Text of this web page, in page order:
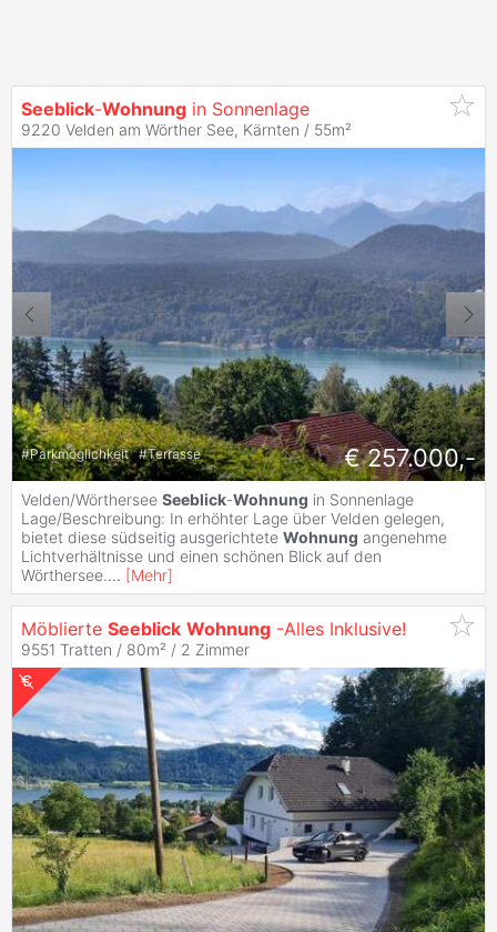
Seeblick-Wohnung in Sonnenlage
9220 Velden am Wörther See, Kärnten / 55m²
#Parkmöglichkeit #Terrasse € 257.000,-
Velden/Wörthersee Seeblick-Wohnung in Sonnenlage
Lage/Beschreibung: In erhöhter Lage über Velden gelegen,
bietet diese südseitig ausgerichtete Wohnung angenehme
Lichtverhältnisse und einen schönen Blick auf den
Wörthersee.... [Mehr]
Möblierte Seeblick Wohnung -Alles Inklusive!
9551 Tratten / 80m² / 2 Zimmer